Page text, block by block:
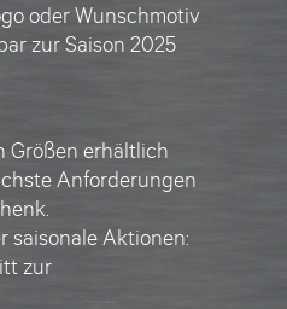
oder Wunschmotiv
zur Saison 2025
Größen erhältlich
Anforderungen
saisonale Aktionen:
zur